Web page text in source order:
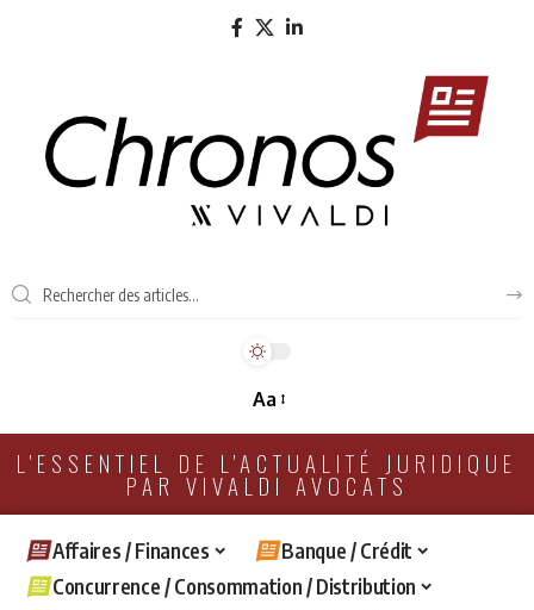
Aa
L'ESSENTIEL DE L'ACTUALITÉ JURIDIQUE
PAR VIVALDI AVOCATS
Affaires / Finances
Banque / Crédit
Concurrence / Consommation / Distribution